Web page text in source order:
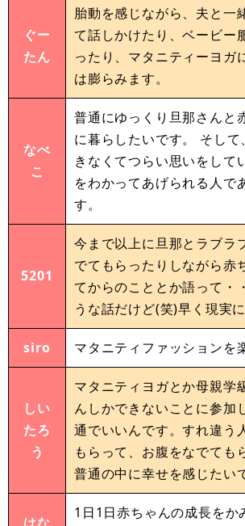
ぐー
たん
胎動を感じながら、夫と一
て話しかけたり、ベービー
ったり、マタニティーヨガ
は膨らみます。
なべ
こ
普通にゆっくり旦那さんと
に暮らしたいです。 そし
きなくてつらい思いをして
をわかってあげられる人で
す。
5201
今まで以上に旦那とラブラ
でてもらったりしながら赤
てからのこととか語って・
うな話だけど(笑)早く現実
siro マタニティファッションを
しい
たろ
う
マタニティヨガとか母親学
んしかできないことに参加
通でいいんです。すれ違う
もらって、お腹をなでても
普通の中に幸せを感じたい
1日1日赤ちゃんの成長をか